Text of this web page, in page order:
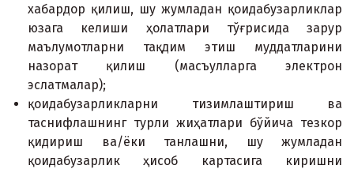
xабардор қилиш, шу жумладан қоидабузарликлар
юзага келиши ҳолатлари тўғрисида зарур
маълумотларни тақдим этиш муддатларини
назорат қилиш (масъулларга электрон
эслатмалар);
қоидабузарликларни тизимлаштириш ва
таснифлашнинг турли жиҳатлари бўйича тезкор
қидириш ва/ёки танлашни, шу жумладан
қоидабузарлик ҳисоб картасига киришни